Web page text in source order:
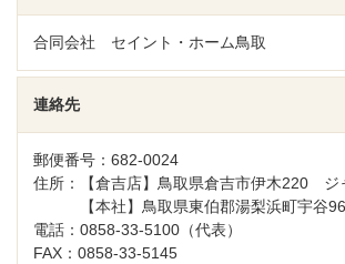
合同会社 セイント・ホーム鳥取
連絡先
郵便番号：682-0024
住所：【倉吉店】鳥取県倉吉市伊木220 ジ
【本社】鳥取県東伯郡湯梨浜町宇谷
電話：0858-33-5100（代表）
FAX：0858-33-5145